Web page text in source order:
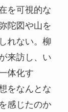
を可視的な
陀図や山を
れない。柳
来訪し、い
体化す
をなんとな
感じたのか